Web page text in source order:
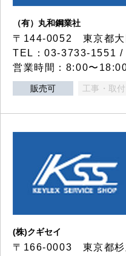
（有）丸和鋼業社
〒144-0052 東京都大
TEL：03-3733-1551
営業時間：8:00〜
販売可 工事・取
(株)クギセイ
〒166-0003 東京都杉